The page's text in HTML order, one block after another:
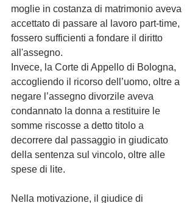
moglie in costanza di matrimonio aveva
accettato di passare al lavoro part-time,
fossero sufficienti a fondare il diritto
all'assegno.
Invece, la Corte di Appello di Bologna,
accogliendo il ricorso dell’uomo, oltre a
negare l’assegno divorzile aveva
condannato la donna a restituire le
somme riscosse a detto titolo a
decorrere dal passaggio in giudicato
della sentenza sul vincolo, oltre alle
spese di lite.
Nella motivazione, il giudice di